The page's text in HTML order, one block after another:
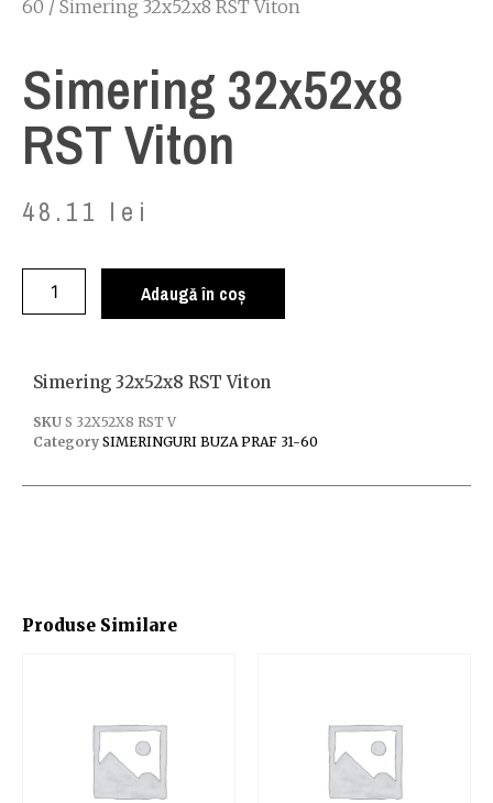
60 / Simering 32x52x8 RST Viton
Simering 32x52x8
RST Viton
48.11 lei
Adaugă în coș
Produse Similare
Simering 32x52x8 RST Viton
SKU S 32X52X8 RST V
Category SIMERINGURI BUZA PRAF 31-60